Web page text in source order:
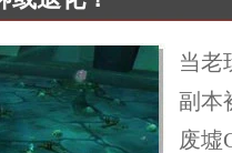
当老
副本
废墟